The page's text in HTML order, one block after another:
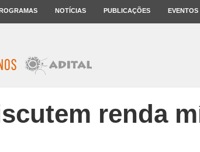
NOTÍCIAS PUBLICAÇÕES EVENTOS
renda